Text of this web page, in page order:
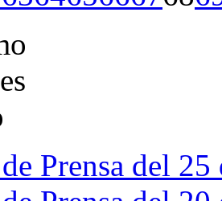
Prensa del